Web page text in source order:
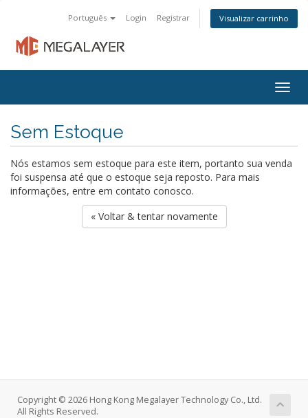
Português Login Registrar Visualizar carrinho
Sem Estoque
Nós estamos sem estoque para este item, portanto sua venda
foi suspensa até que o estoque seja reposto. Para mais
informações, entre em contato conosco.
« Voltar & tentar novamente
Copyright © 2026 Hong Kong Megalayer Technology Co., Ltd.
All Rights Reserved.